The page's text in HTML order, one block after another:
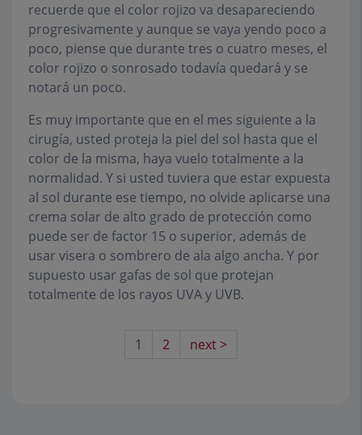
recuerde que el color rojizo va desapareciendo
progresivamente y aunque se vaya yendo poco a
poco, piense que durante tres o cuatro meses, el
color rojizo o sonrosado todavía quedará y se
notará un poco.
Es muy importante que en el mes siguiente a la
cirugía, usted proteja la piel del sol hasta que el
color de la misma, haya vuelo totalmente a la
normalidad. Y si usted tuviera que estar expuesta
al sol durante ese tiempo, no olvide aplicarse una
crema solar de alto grado de protección como
puede ser de factor 15 o superior, además de
usar visera o sombrero de ala algo ancha. Y por
supuesto usar gafas de sol que protejan
totalmente de los rayos UVA y UVB.
1 2 next >